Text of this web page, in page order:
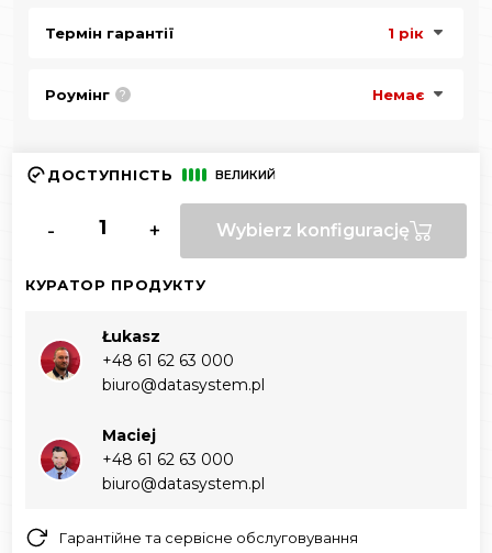
Термін гарантії 1 рік
Роумінг ? Немає
ДОСТУПНІСТЬ ВЕЛИКИЙ
- + Wybierz konfigurację
КУРАТОР ПРОДУКТУ
Łukasz
+48 61 62 63 000‬
biuro@datasystem.pl
Maciej
+48 61 62 63 000‬
biuro@datasystem.pl
Гарантійне та сервісне обслуговування